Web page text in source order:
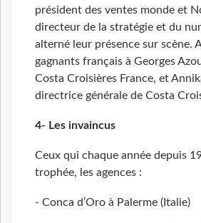
président des ventes monde et
directeur de la stratégie et du
alterné leur présence sur scène.
gagnants français à Georges
Costa Croisières France, et
directrice générale de Costa
4- Les invaincus
Ceux qui chaque année depuis
trophée, les agences :
- Conca d’Oro à Palerme (Italie)